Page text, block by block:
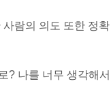
람의 의도 또한 정확
? 나를 너무 생각해서